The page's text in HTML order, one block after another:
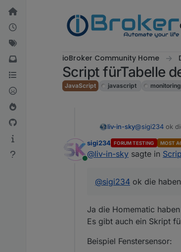
Weiter zum Inhalt
ioBroker Community Home
Script fürTabelle
JavaScript javascript monitoring
liv-in-sky@sigi234 ok
Online
sigi234 FORUM TESTING MOST
@liv-in-sky sagte in
@sigi234 ok die
Ja die Homematic
Es gibt auch ein Skript
Beispiel Fenstersensor: